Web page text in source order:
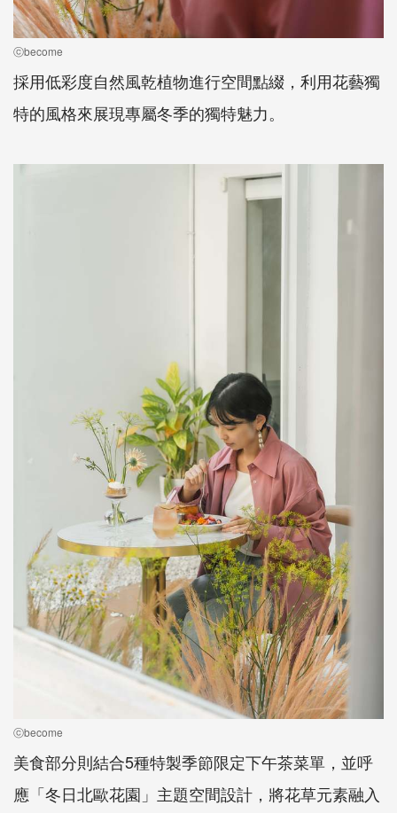
ⓒbecome
採用低彩度自然風乾植物進行空間點綴，利用花藝獨
特的風格來展現專屬冬季的獨特魅力。
ⓒbecome
美食部分則結合5種特製季節限定下午茶菜單，並呼
應「冬日北歐花園」主題空間設計，將花草元素融入